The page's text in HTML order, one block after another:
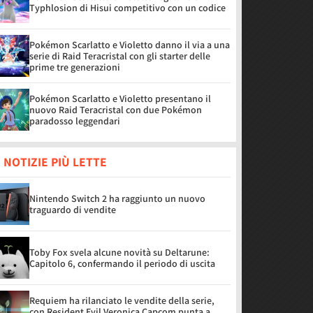
Typhlosion di Hisui competitivo con un codice
Pokémon Scarlatto e Violetto danno il via a una
serie di Raid Teracristal con gli starter delle
prime tre generazioni
Pokémon Scarlatto e Violetto presentano il
nuovo Raid Teracristal con due Pokémon
paradosso leggendari
NOTIZIE PIÙ LETTE
Nintendo Switch 2 ha raggiunto un nuovo
traguardo di vendite
Toby Fox svela alcune novità su Deltarune:
Capitolo 6, confermando il periodo di uscita
Requiem ha rilanciato le vendite della serie,